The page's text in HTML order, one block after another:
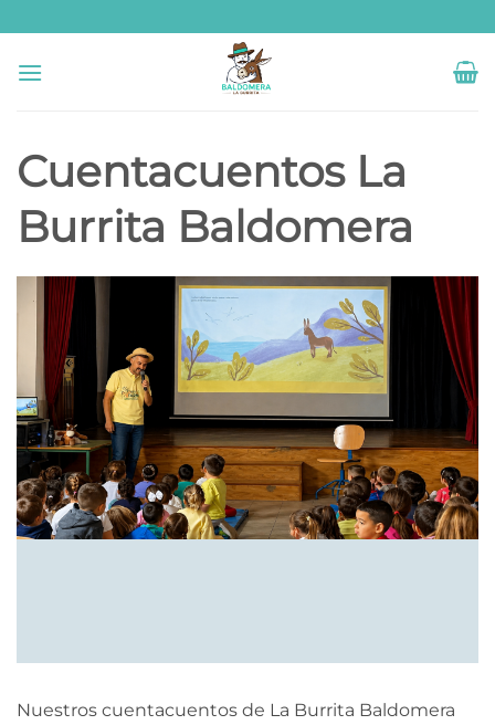
al
contenido
Cuentacuentos La
Burrita Baldomera
Nuestros cuentacuentos de La Burrita Baldomera